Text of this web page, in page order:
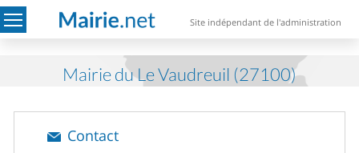
Site indépendant de l'administration
Mairie du Le Vaudreuil (27100)
Contact